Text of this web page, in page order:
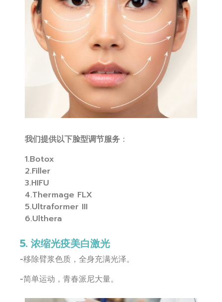
我们提供以下脸型调节服务 ：
1.Botox
2.Filler
3.HIFU
4.Thermage FLX
5.Ultraformer III
6.Ulthera
5. 浓缩光疫美白激光
-移除臂浆色质，全身充满光泽。
-简单运动，青春派尼大量。